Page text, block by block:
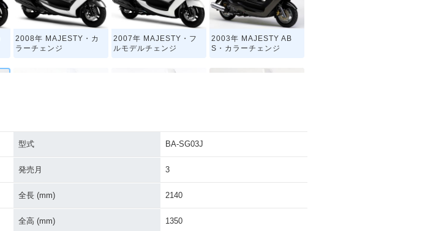
2008年 MAJESTY・カ
ラーチェンジ
2007年 MAJESTY・フ
ルモデルチェンジ
2003年 MAJESTY AB
S・カラーチェンジ
2001年 MAJESTY・カ
2001年 MAJESTY・マ
型式 BA-SG03J
発売月 3
全長 (mm) 2140
全高 (mm) 1350